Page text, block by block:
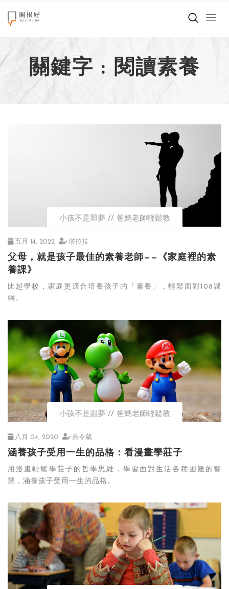
來點正能量
世界在想什麼
創造美好生活
關鍵字 : 閱讀素養
小孩不是噩夢 爸媽老師輕鬆教
五月 14, 2022 塔拉拉
父母，就是孩子最佳的素養老師——《家庭裡的素
養課》
比起學校，家庭更適合培養孩子的「素養」，輕鬆面對108課
綱。
小孩不是噩夢 爸媽老師輕鬆教
八月 04, 2020 吳令葳
涵養孩子受用一生的品格：看漫畫學莊子
用漫畫輕鬆學莊子的哲學思維，學習面對生活各種困難的智
慧，涵養孩子受用一生的品格。